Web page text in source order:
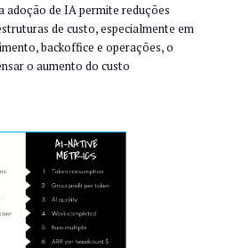
adoção de IA permite reduções
de custo, especialmente em
backoffice e operações, o
o aumento do custo